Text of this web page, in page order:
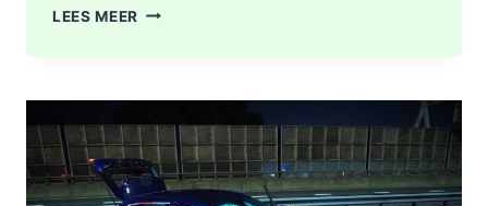
LEES MEER GEWONDE
NA
ONGEVAL
TOERIT
A16
BERGSCHENHOEK